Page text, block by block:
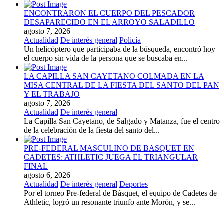
ENCONTRARON EL CUERPO DEL PESCADOR
DESAPARECIDO EN EL ARROYO SALADILLO
agosto 7, 2026
Actualidad De interés general Policía
Un helicóptero que participaba de la búsqueda, encontró hoy
el cuerpo sin vida de la persona que se buscaba en...
LA CAPILLA SAN CAYETANO COLMADA EN LA
MISA CENTRAL DE LA FIESTA DEL SANTO DEL PAN
Y EL TRABAJO
agosto 7, 2026
Actualidad De interés general
La Capilla San Cayetano, de Salgado y Matanza, fue el centro
de la celebración de la fiesta del santo del...
PRE-FEDERAL MASCULINO DE BASQUET EN
CADETES: ATHLETIC JUEGA EL TRIANGULAR
FINAL
agosto 6, 2026
Actualidad De interés general Deportes
Por el torneo Pre-federal de Básquet, el equipo de Cadetes de
Athletic, logró un resonante triunfo ante Morón, y se...